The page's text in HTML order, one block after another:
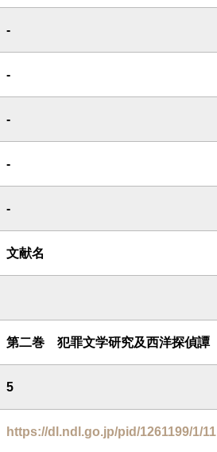
-
-
-
-
-
文献名
第二巻 犯罪文学研究及西洋探偵譚
5
https://dl.ndl.go.jp/pid/1261199/1/11